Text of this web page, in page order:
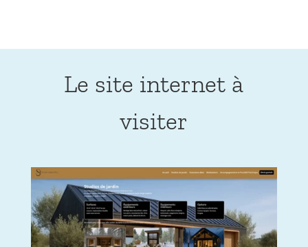
Le site internet à
visiter